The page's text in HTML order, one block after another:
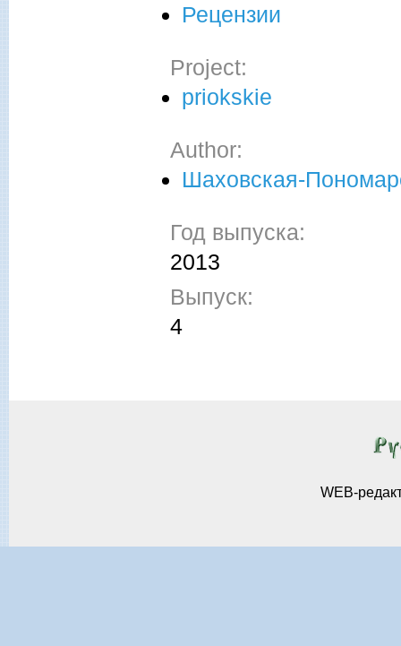
Рецензии
Project:
priokskie
Author:
Шаховская-
Год выпуска:
2013
Выпуск:
4
WEB-